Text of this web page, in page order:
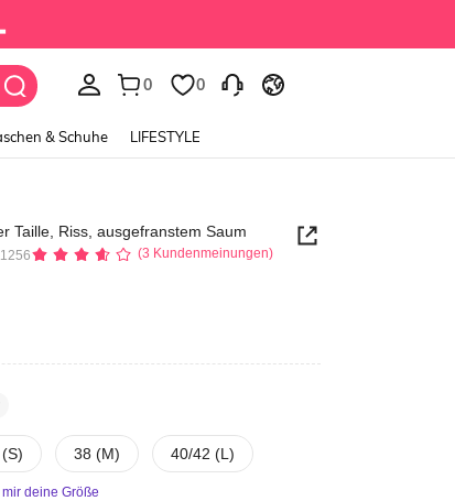
0
& Schuhe LIFESTYLE
Taille, Riss, ausgefranstem Saum
(3 Kundenmeinungen)
38 (M) 40/42 (L)
deine Größe